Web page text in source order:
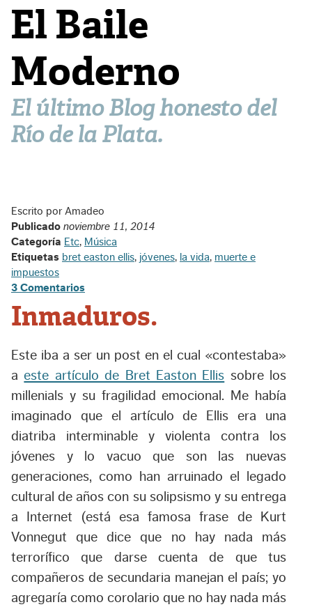
El Baile
Moderno
El último Blog honesto del
Río de la Plata.
Escrito por Amadeo
Publicado noviembre 11, 2014
Categoría Etc, Música
Etiquetas bret easton ellis, jóvenes, la vida, muerte e
impuestos
3 Comentarios
Inmaduros.
Este iba a ser un post en el cual «contestaba»
aeste artículo de Bret Easton Ellis sobre los
millenials y su fragilidad emocional. Me había
imaginado que el artículo de Ellis era una
diatriba interminable y violenta contra los
jóvenes y lo vacuo que son las nuevas
generaciones, como han arruinado el legado
cultural de años con su solipsismo y su entrega
a Internet (está esa famosa frase de Kurt
Vonnegut que dice que no hay nada más
terrorífico que darse cuenta de que tus
compañeros de secundaria manejan el país; yo
agregaría como corolario que no hay nada más